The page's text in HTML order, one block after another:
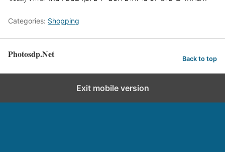
Categories: Shopping
Photosdp.Net Back to top
Exit mobile version